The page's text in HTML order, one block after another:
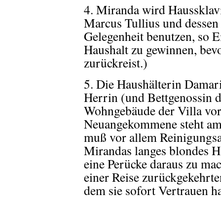
4. Miranda wird
Marcus Tullius und
Gelegenheit benutzen, so
Haushalt zu gewinnen,
zurückreist.)
5. Die Haushälterin
Herrin (und Bettgenossin
Wohngebäude der Villa
Neuangekommene steht
muß vor allem
Mirandas langes blondes
eine Perücke daraus zu
einer Reise
dem sie sofort Vertrauen